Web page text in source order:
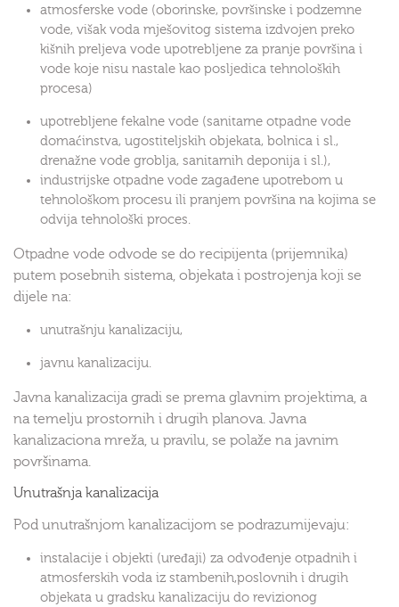
atmosferske vode (oborinske, površinske i podzemne
vode, višak voda mješovitog sistema izdvojen preko
kišnih preljeva vode upotrebljene za pranje površina i
vode koje nisu nastale kao posljedica tehnoloških
procesa)
upotrebljene fekalne vode (sanitarne otpadne vode
domaćinstva, ugostiteljskih objekata, bolnica i sl.,
drenažne vode groblja, sanitarnih deponija i sl.),
industrijske otpadne vode zagađene upotrebom u
tehnološkom procesu ili pranjem površina na kojima se
odvija tehnološki proces.
Otpadne vode odvode se do recipijenta (prijemnika)
putem posebnih sistema, objekata i postrojenja koji se
dijele na:
unutrašnju kanalizaciju,
javnu kanalizaciju.
Javna kanalizacija gradi se prema glavnim projektima, a
na temelju prostornih i drugih planova. Javna
kanalizaciona mreža, u pravilu, se polaže na javnim
površinama.
Unutrašnja kanalizacija
Pod unutrašnjom kanalizacijom se podrazumijevaju:
instalacije i objekti (uređaji) za odvođenje otpadnih i
atmosferskih voda iz stambenih,poslovnih i drugih
objekata u gradsku kanalizaciju do revizionog